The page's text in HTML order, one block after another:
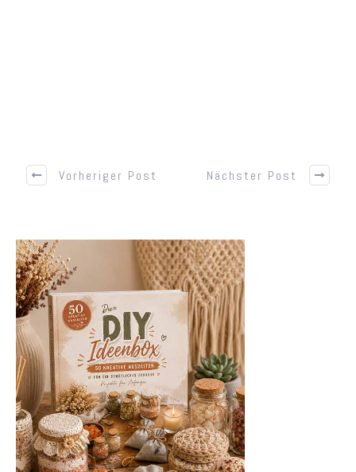
Vorheriger Post Nächster Post